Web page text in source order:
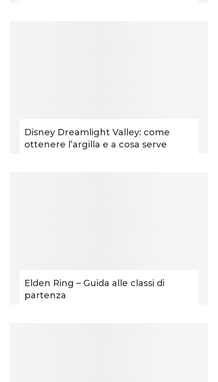
Disney Dreamlight Valley: come
ottenere l’argilla e a cosa serve
Elden Ring – Guida alle classi di
partenza